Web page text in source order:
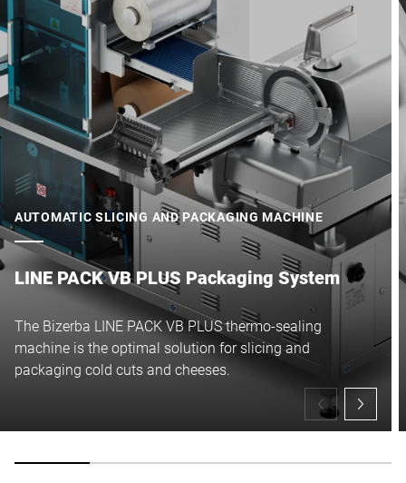
AUTOMATIC SLICING AND PACKAGING MACHINE
LINE PACK VB PLUS Packaging System
The Bizerba LINE PACK VB PLUS thermo-sealing
machine is the optimal solution for slicing and
packaging cold cuts and cheeses.